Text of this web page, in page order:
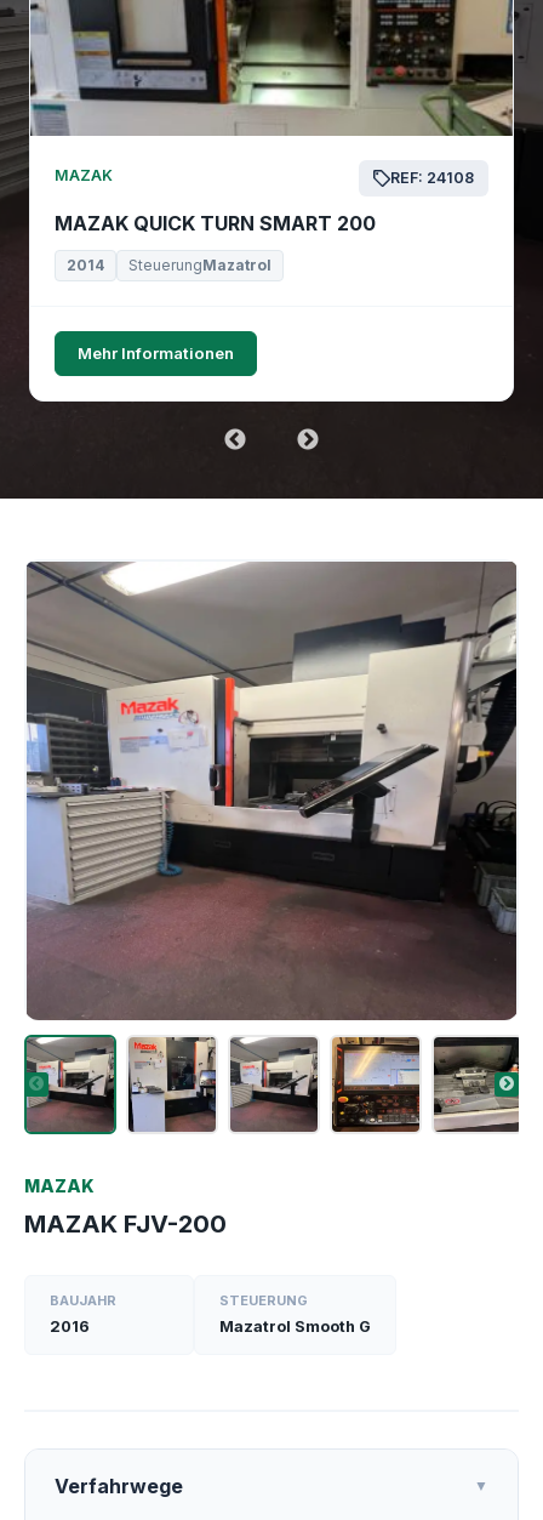
MAZAK REF: 24108
MAZAK QUICK TURN SMART 200
2014 SteuerungMazatrol
Mehr Informationen
MAZAK
MAZAK FJV-200
BAUJAHR
2016
STEUERUNG
Mazatrol Smooth G
Verfahrwege ▼